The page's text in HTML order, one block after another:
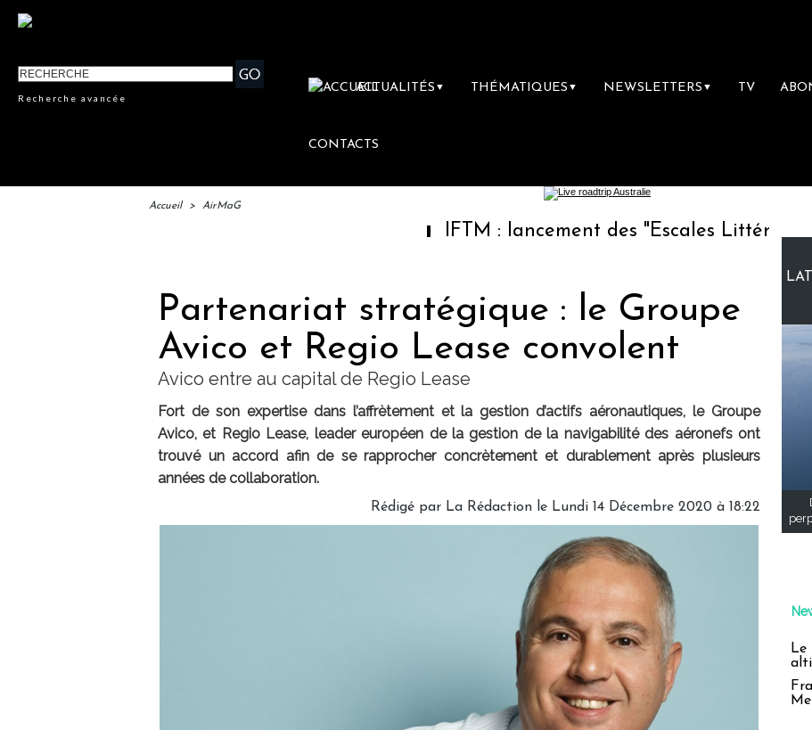
Recherche avancée
ACTUALITÉS ▼ THÉMATIQUES ▼ NEWSLETTERS ▼ TV
CONTACTS
Accueil > AirMaG
IFTM : lancement des "Escales Littéraires", la
Partenariat stratégique : le Groupe
Avico et Regio Lease convolent
Avico entre au capital de Regio Lease
Fort de son expertise dans l’affrètement et la gestion d’actifs aéronautiques, le Groupe
Avico, et Regio Lease, leader européen de la gestion de la navigabilité des aéronefs ont
trouvé un accord afin de se rapprocher concrètement et durablement après plusieurs
années de collaboration.
Rédigé par La Rédaction le Lundi 14 Décembre 2020 à 18:22
Le